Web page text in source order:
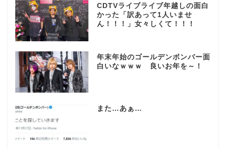
CDTVライブライブ年越しの面白
かった「訳あって1人いませ
ん！！！」女々しくて！！！
年末年始のゴールデンボンバー面
白いなｗｗｗ 良いお年を～！
また…あぁ…